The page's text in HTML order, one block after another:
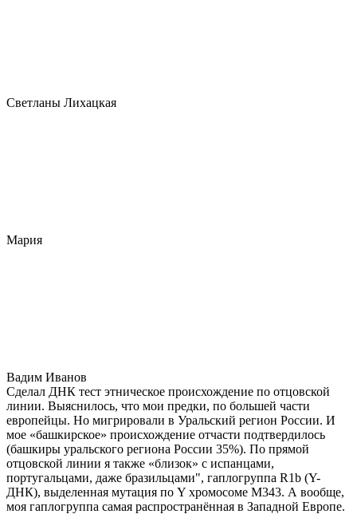
Светланы Лихацкая
Мария
Вадим Иванов
Сделал ДНК тест этническое происхождение по отцовской
линии. Выяснилось, что мои предки, по большей части
европейцы. Но мигрировали в Уральский регион России. И
мое «башкирское» происхождение отчасти подтвердилось
(башкиры уральского региона России 35%). По прямой
отцовской линии я также «близок» с испанцами,
португальцами, даже бразильцами", гаплогруппа R1b (Y-
ДНК), выделенная мутация по Y хромосоме М343. А вообще,
моя гаплогруппа самая распространённая в Западной Европе.